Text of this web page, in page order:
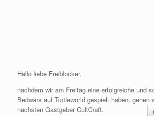
Hallo liebe Freiblocker,
nachdem wir am Freitag eine erfolgreiche und
Bedwars auf Turtleworld gespielt haben, gehen
nächsten Gastgeber CultCraft.